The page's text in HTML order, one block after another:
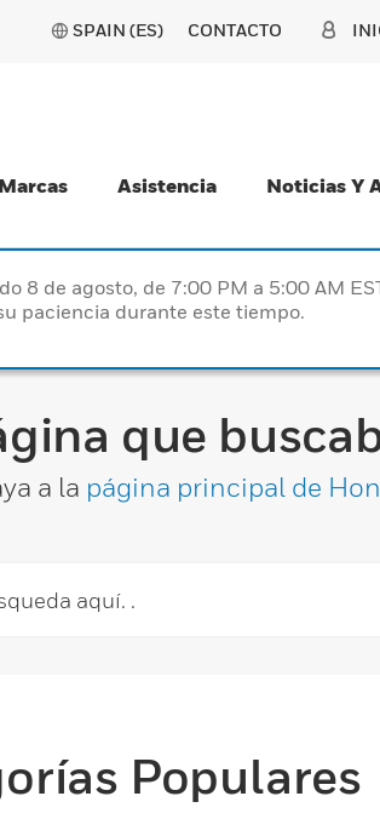
SPAIN (ES) CONTACTO
Marcas Asistencia Noticias Y
8 de agosto, de 7:00 PM a 5:00 AM
paciencia durante este tiempo.
que
a la página principal de
Populares